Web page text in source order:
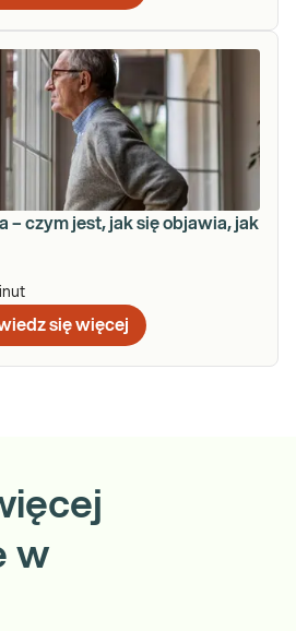
– czym jest, jak się objawia, jak
się więcej
w